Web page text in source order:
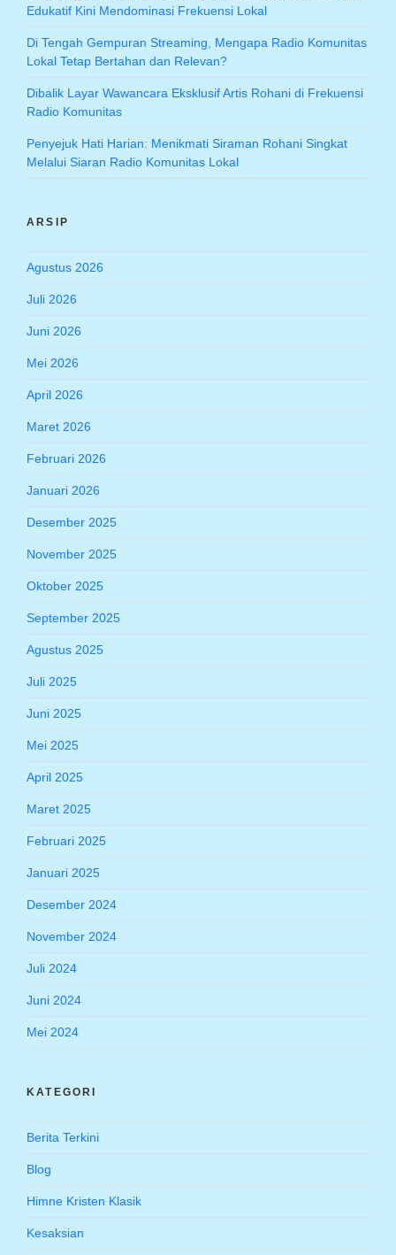
Edukatif Kini Mendominasi Frekuensi Lokal
Di Tengah Gempuran Streaming, Mengapa Radio Komunitas
Lokal Tetap Bertahan dan Relevan?
Dibalik Layar Wawancara Eksklusif Artis Rohani di Frekuensi
Radio Komunitas
Penyejuk Hati Harian: Menikmati Siraman Rohani Singkat
Melalui Siaran Radio Komunitas Lokal
ARSIP
Agustus 2026
Juli 2026
Juni 2026
Mei 2026
April 2026
Maret 2026
Februari 2026
Januari 2026
Desember 2025
November 2025
Oktober 2025
September 2025
Agustus 2025
Juli 2025
Juni 2025
Mei 2025
April 2025
Maret 2025
Februari 2025
Januari 2025
Desember 2024
November 2024
Juli 2024
Juni 2024
Mei 2024
KATEGORI
Berita Terkini
Blog
Himne Kristen Klasik
Kesaksian